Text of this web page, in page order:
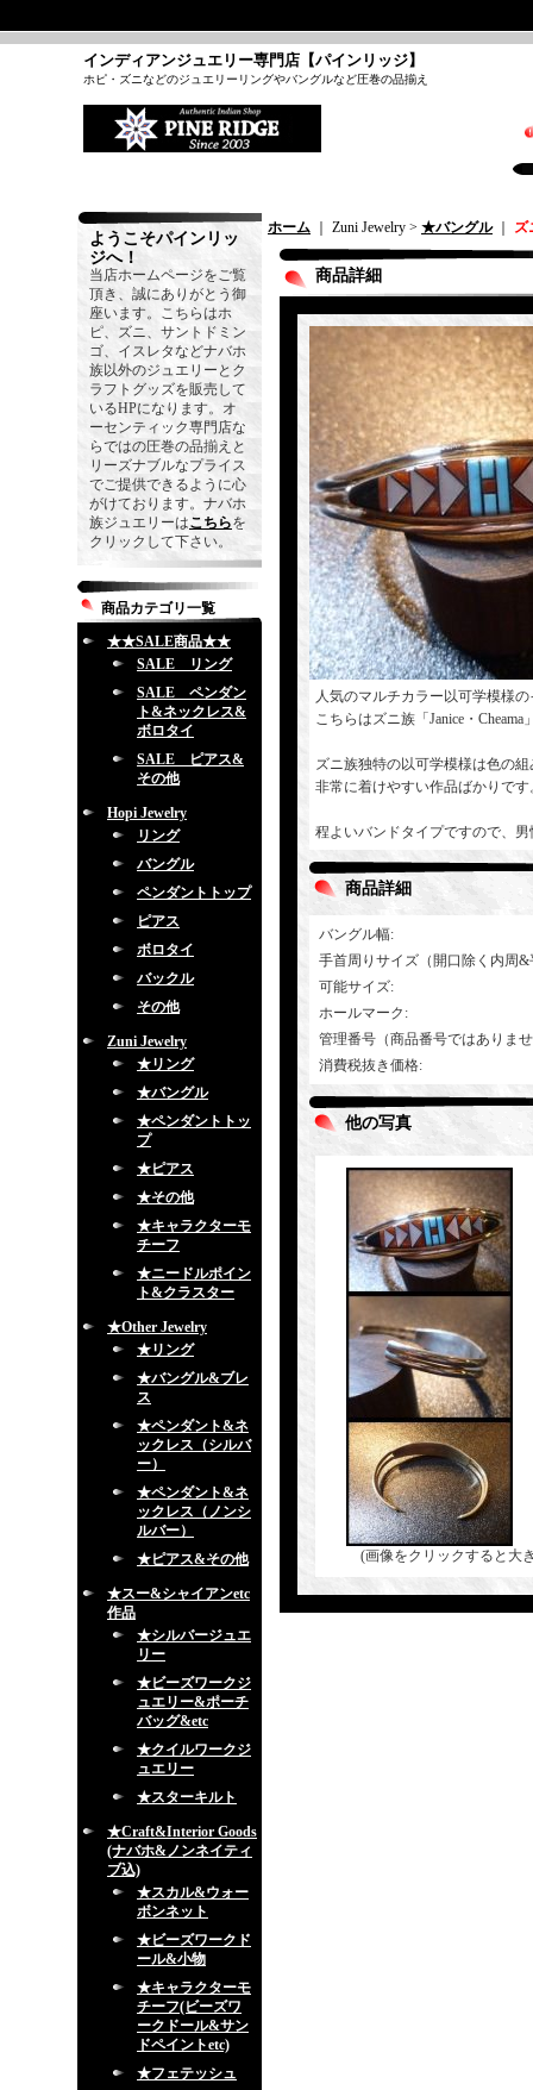
インディアンジュエリー専門店【パインリッジ】
ホピ・ズニなどのジュエリーリングやバングルなど圧巻の品揃え
ようこそパインリッ
ジへ！
当店ホームページをご覧
頂き、誠にありがとう御
座います。こちらはホ
ピ、ズニ、サントドミン
ゴ、イスレタなどナバホ
族以外のジュエリーとク
ラフトグッズを販売して
いるHPになります。オ
ーセンティック専門店な
らではの圧巻の品揃えと
リーズナブルなプライス
でご提供できるように心
がけております。ナバホ
族ジュエリーはこちらを
クリックして下さい。
商品カテゴリ一覧
★★SALE商品★★
SALE リング
SALE ペンダン
ト&ネックレス&
ボロタイ
SALE ピアス&
その他
Hopi Jewelry
リング
バングル
ペンダントトップ
ピアス
ボロタイ
バックル
その他
Zuni Jewelry
★リング
★バングル
★ペンダントトッ
プ
★ピアス
★その他
★キャラクターモ
チーフ
★ニードルポイン
ト&クラスター
★Other Jewelry
★リング
★バングル&ブレ
ス
★ペンダント&ネ
ックレス（シルバ
ー）
★ペンダント&ネ
ックレス（ノンシ
ルバー）
★ピアス&その他
★スー&シャイアンetc
作品
★シルバージュエ
リー
★ビーズワークジ
ュエリー&ポーチ
バッグ&etc
★クイルワークジ
ュエリー
★スターキルト
★Craft&Interior Goods
(ナバホ&ノンネイティ
ブ込)
★スカル&ウォー
ボンネット
★ビーズワークド
ール&小物
★キャラクターモ
チーフ(ビーズワ
ークドール&サン
ドペイントetc)
★フェテッシュ
ホーム ｜ Zuni Jewelry > ★バングル｜ ズ
商品詳細
人気のマルチカラー以可学模様
こちらはズニ族「Janice・
ズニ族独特の以可学模様は色の
非常に着けやすい作品ばかりです
程よいバンドタイプですので、
商品詳細
バングル幅:
手首周りサイズ（開口除く内周&
可能サイズ:
ホールマーク :
管理番号（商品番号ではありま
消費税抜き価格:
他の写真
(画像をクリックすると大